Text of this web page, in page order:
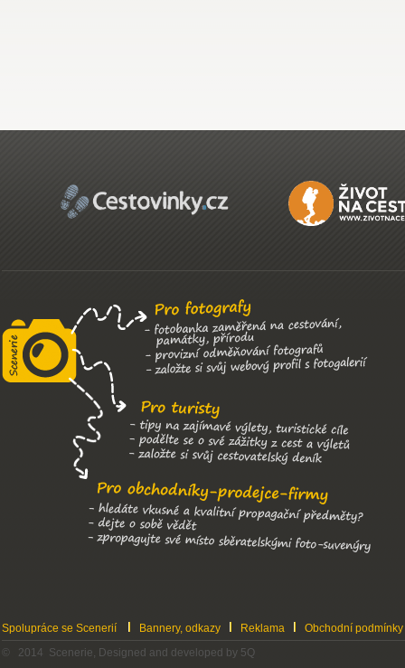
Spolupráce se Scenerií Bannery, odkazy Reklama
Obchodní podmínky
© 2014 Scenerie, Designed and developed by 5Q